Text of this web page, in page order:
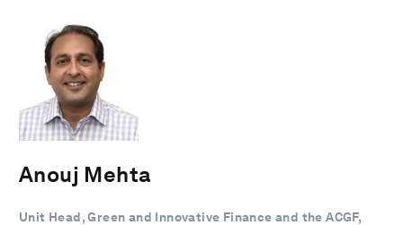
Anouj Mehta
Unit Head, Green and Innovative Finance and the ACGF,